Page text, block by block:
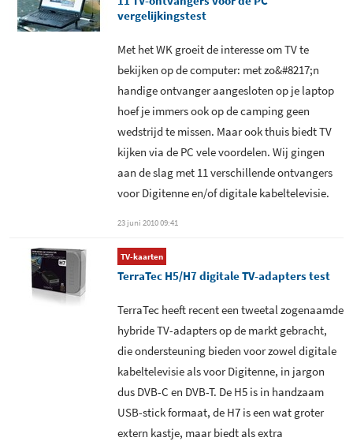
Versie 1
Common Interface slot - CI+
Optioneel Common Interface
Ingebouwde CA module -
DVB-T - Antenne meegeleverd
DVB-T - Antenne voeding
Geschikt voor MPEG2 HD
EPG - Internet
Mogelijkheid om MPEG2
Mogelijkheid om H.264
Directe digitale opname -
.MPG
Directe digitale opname - .TS
Opnemen als AVI met codec
vergelijkingstest
Met het WK groeit de interesse om TV te
bekijken op de computer: met zo&#8217;n
handige ontvanger aangesloten op je laptop
hoef je immers ook op de camping geen
wedstrijd te missen. Maar ook thuis biedt TV
kijken via de PC vele voordelen. Wij gingen
aan de slag met 11 verschillende ontvangers
voor Digitenne en/of digitale kabeltelevisie.
23 juni 2010 09:41
TV-kaarten
TerraTec H5/H7 digitale TV-adapters test
TerraTec heeft recent een tweetal zogenaamde
hybride TV-adapters op de markt gebracht,
die ondersteuning bieden voor zowel digitale
kabeltelevisie als voor Digitenne, in jargon
dus DVB-C en DVB-T. De H5 is in handzaam
USB-stick formaat, de H7 is een wat groter
extern kastje, maar biedt als extra